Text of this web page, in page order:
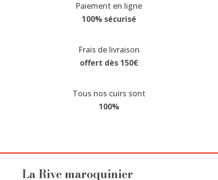
Paiement en ligne
100% sécurisé
Frais de livraison
offert dès 150€
Tous nos cuirs sont
100%
La Rive maroquinier